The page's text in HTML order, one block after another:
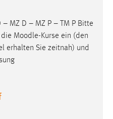
MZ D – MZ P – TM P Bitte
Moodle-Kurse ein (den
erhalten Sie zeitnah) und